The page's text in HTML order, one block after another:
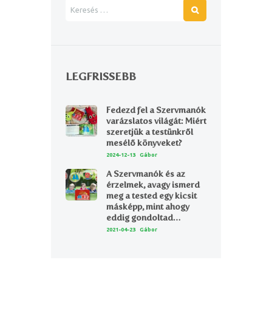
LEGFRISSEBB
Fedezd fel a Szervmanók
varázslatos világát: Miért
szeretjük a testünkről
mesélő könyveket?
2024-12-13 Gábor
A Szervmanók és az
érzelmek, avagy ismerd
meg a tested egy kicsit
másképp, mint ahogy
eddig gondoltad…
2021-04-23 Gábor